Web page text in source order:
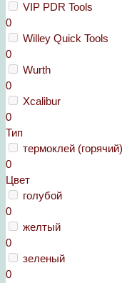
VIP PDR Tools
0
Willey Quick Tools
0
Wurth
0
Xcalibur
0
Тип
термоклей (горячий)
0
Цвет
голубой
0
желтый
0
зеленый
0